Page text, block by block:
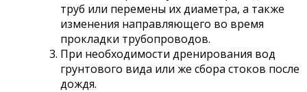
труб или перемены их диаметра, а также
изменения направляющего во время
прокладки трубопроводов.
При необходимости дренирования вод
грунтового вида или же сбора стоков после
дождя.